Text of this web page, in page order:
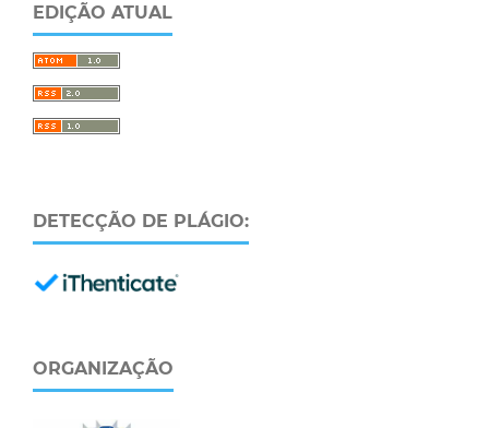
EDIÇÃO ATUAL
DETECÇÃO DE PLÁGIO:
ORGANIZAÇÃO